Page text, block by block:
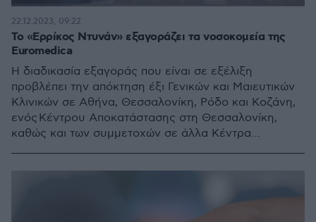
Το «Ερρίκος Ντυνάν» εξαγοράζει τα νοσοκομεία της
Euromedica
Η διαδικασία εξαγοράς που είναι σε εξέλιξη
προβλέπει την απόκτηση έξι Γενικών και Μαιευτικών
Κλινικών σε Αθήνα, Θεσσαλονίκη, Ρόδο και Κοζάνη,
ενός Κέντρου Αποκατάστασης στη Θεσσαλονίκη,
καθώς και των συμμετοχών σε άλλα Κέντρα
22.12.2023, 09:22